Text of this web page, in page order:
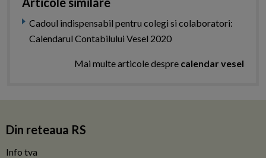
Cadoul indispensabil pentru colegi si colaboratori:
Calendarul Contabilului Vesel 2020
Mai multe articole despre calendar vesel
Din reteaua RS
Info tva